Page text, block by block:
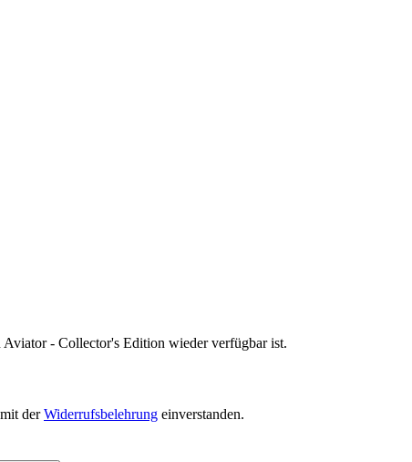
- Collector's Edition wieder verfügbar ist.
derWiderrufsbelehrung einverstanden.